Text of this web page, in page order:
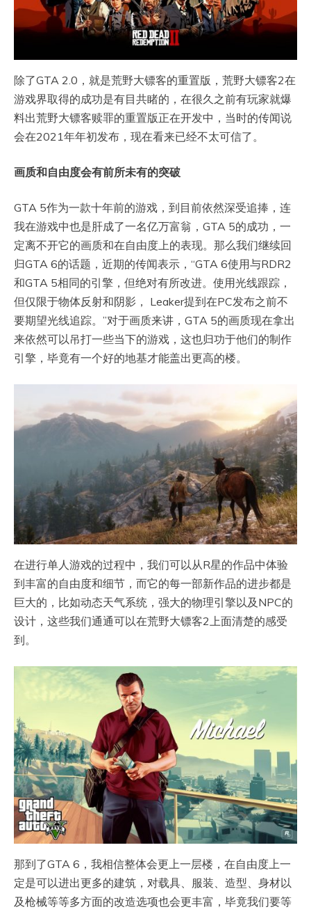
除了GTA 2.0，就是荒野大镖客的重置版，荒野大镖客2在
游戏界取得的成功是有目共睹的，在很久之前有玩家就爆
料出荒野大镖客赎罪的重置版正在开发中，当时的传闻说
会在2021年年初发布，现在看来已经不太可信了。
画质和自由度会有前所未有的突破
GTA 5作为一款十年前的游戏，到目前依然深受追捧，连
我在游戏中也是肝成了一名亿万富翁，GTA 5的成功，一
定离不开它的画质和在自由度上的表现。那么我们继续回
归GTA 6的话题，近期的传闻表示，“GTA 6使用与RDR2
和GTA 5相同的引擎，但绝对有所改进。使用光线跟踪，
但仅限于物体反射和阴影， Leaker提到在PC发布之前不
要期望光线追踪。”对于画质来讲，GTA 5的画质现在拿出
来依然可以吊打一些当下的游戏，这也归功于他们的制作
引擎，毕竟有一个好的地基才能盖出更高的楼。
在进行单人游戏的过程中，我们可以从R星的作品中体验
到丰富的自由度和细节，而它的每一部新作品的进步都是
巨大的，比如动态天气系统，强大的物理引擎以及NPC的
设计，这些我们通通可以在荒野大镖客2上面清楚的感受
到。
那到了GTA 6，我相信整体会更上一层楼，在自由度上一
定是可以进出更多的建筑，对载具、服装、造型、身材以
及枪械等等多方面的改造选项也会更丰富，毕竟我们要等